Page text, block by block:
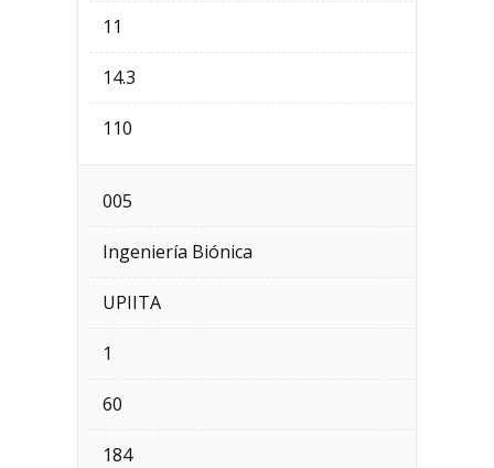
11
14.3
110
005
Ingeniería Biónica
UPIITA
1
60
184